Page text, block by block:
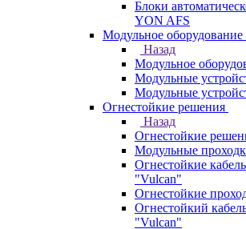
Блоки
YON AFS
Модульное оборудование
Назад
Модульное
Модульные
Модульные
Огнестойкие решения
Назад
Огнестойкие
Модульные
Огнестойкие
"Vulcan"
Огнестойкие
Огнестойкий
"Vulcan"